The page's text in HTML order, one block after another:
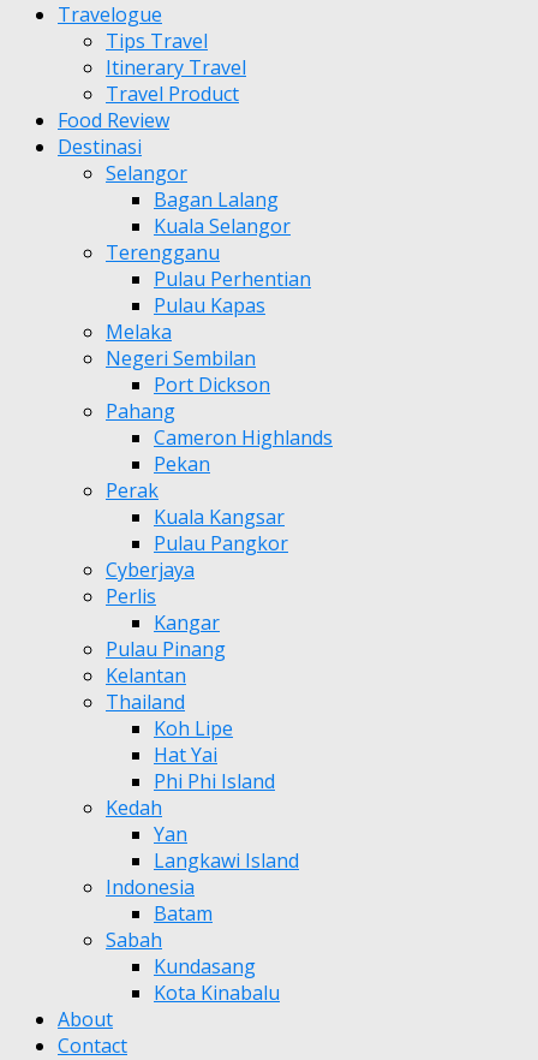
Travelogue
Tips Travel
Itinerary Travel
Travel Product
Food Review
Destinasi
Selangor
Bagan Lalang
Kuala Selangor
Terengganu
Pulau Perhentian
Pulau Kapas
Melaka
Negeri Sembilan
Port Dickson
Pahang
Cameron Highlands
Pekan
Perak
Kuala Kangsar
Pulau Pangkor
Cyberjaya
Perlis
Kangar
Pulau Pinang
Kelantan
Thailand
Koh Lipe
Hat Yai
Phi Phi Island
Kedah
Yan
Langkawi Island
Indonesia
Batam
Sabah
Kundasang
Kota Kinabalu
About
Contact